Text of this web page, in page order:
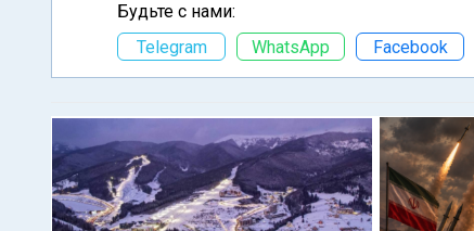
Будьте с нами:
Telegram
WhatsApp Facebook